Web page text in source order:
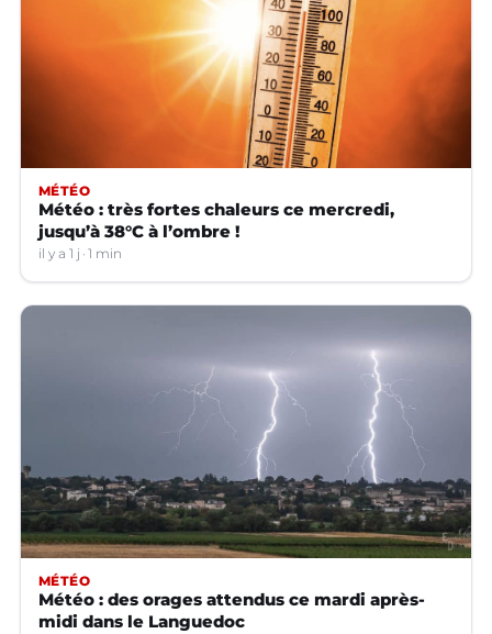
MÉTÉO
Météo : très fortes chaleurs ce mercredi,
jusqu’à 38°C à l’ombre !
il y a 1 j 1 min
MÉTÉO
Météo : des orages attendus ce mardi après-
midi dans le Languedoc